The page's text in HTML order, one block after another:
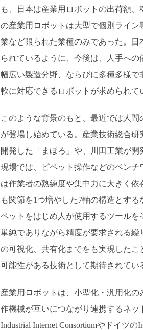
も、日本は産業用ロボットの出荷額
の産業用ロボットは大型で個別ライ
業など限られた業種のみであった。
られているように、今後は、人手へ
幅広い製造分野、ならびに多種多様
軟に対応できるロボットが求められて
このような背景のもと、最近では人
が登場し始めている。産業技術総合研
開発した「まほろ」や、川田工業が
現場では、ピペット操作などのベン
は作業者の熟練度や集中力に大きく
も関節を1つ増やした7軸の構造とす
ペットをはじめ人が使用するツールを
単純でありながら精度が要求される
の可視化、共有化までをも実現した
可能性がある技術として期待されてい
産業用ロボットは、小型化・汎用化
作機械が互いにつながり連携するネ
Industrial Internet Consortiumやドイツ